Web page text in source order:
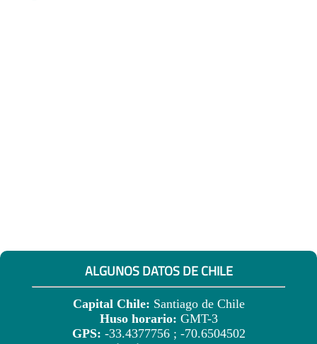
ALGUNOS DATOS DE CHILE
Capital Chile: Santiago de Chile
Huso horario: GMT-3
GPS: -33.4377756 ; -70.6504502